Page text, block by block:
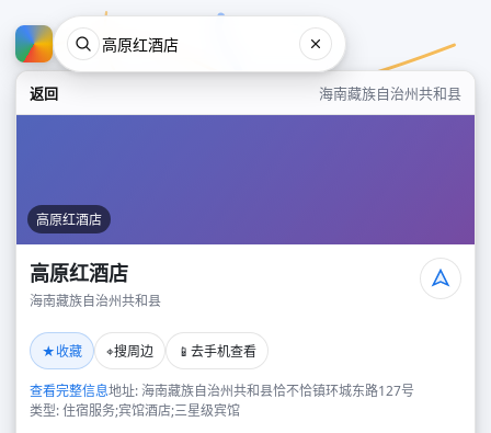
返回 海南藏族自治州共和县
高原红酒店
高原红酒店
海南藏族自治州共和县
★收藏 ⌖搜周边 📱 去手机查看
查看完整信息地址: 海南藏族自治州共和县恰不恰镇环城东路127号
类型: 住宿服务;宾馆酒店;三星级宾馆